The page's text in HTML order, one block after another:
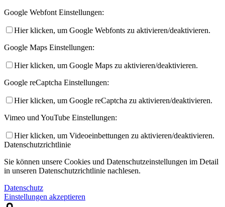
Google Webfont Einstellungen:
Hier klicken, um Google Webfonts zu aktivieren/deaktivieren.
Google Maps Einstellungen:
Hier klicken, um Google Maps zu aktivieren/deaktivieren.
Google reCaptcha Einstellungen:
Hier klicken, um Google reCaptcha zu aktivieren/deaktivieren.
Vimeo und YouTube Einstellungen:
Hier klicken, um Videoeinbettungen zu aktivieren/deaktivieren.
Datenschutzrichtlinie
Sie können unsere Cookies und Datenschutzeinstellungen im Detail
in unseren Datenschutzrichtlinie nachlesen.
Datenschutz
Einstellungen akzeptieren